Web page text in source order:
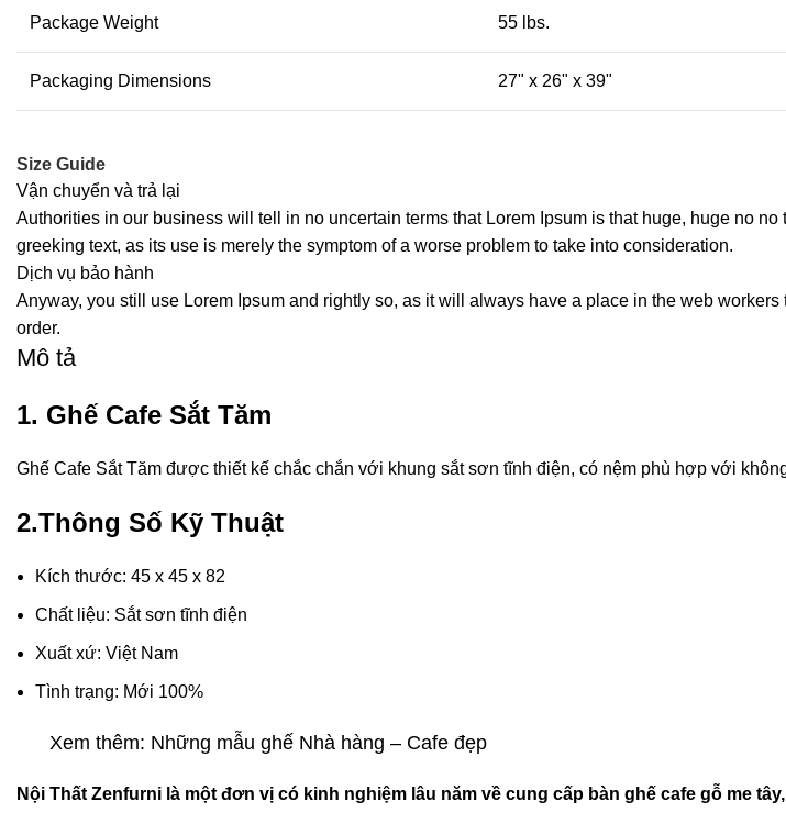
Package Weight 55 lbs.
Packaging Dimensions 27" x 26" x 39"
Size Guide
Vận chuyển và trả lại
Authorities in our business will tell in no uncertain terms that Lorem Ipsum is that huge, huge no
greeking text, as its use is merely the symptom of a worse problem to take into consideration.
Dịch vụ bảo hành
Anyway, you still use Lorem Ipsum and rightly so, as it will always have a place in the web
order.
Mô tả
1. Ghế Cafe Sắt Tăm
Ghế Cafe Sắt Tăm được thiết kế chắc chắn với khung sắt sơn tĩnh điện, có nệm phù hợp với
2.Thông Số Kỹ Thuật
Kích thước: 45 x 45 x 82
Chất liệu: Sắt sơn tĩnh điện
Xuất xứ: Việt Nam
Tình trạng: Mới 100%
Xem thêm: Những mẫu ghế Nhà hàng – Cafe đẹp
Nội Thất Zenfurni là một đơn vị có kinh nghiệm lâu năm về cung cấp bàn ghế cafe gỗ me